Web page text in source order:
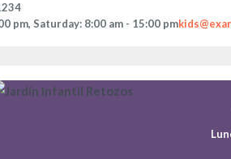
pm, Saturday: 8:00 am - 15:00 pm